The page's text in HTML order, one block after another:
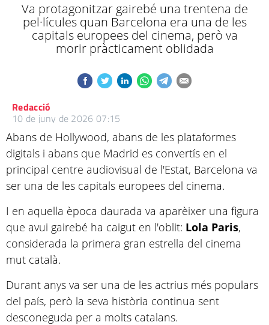
Va protagonitzar gairebé una trentena de
pel·lícules quan Barcelona era una de les
capitals europees del cinema, però va
morir pràcticament oblidada
Redacció
10 de juny de 2026 07:15
Abans de Hollywood, abans de les plataformes
digitals i abans que Madrid es convertís en el
principal centre audiovisual de l'Estat, Barcelona va
ser una de les capitals europees del cinema.
I en aquella època daurada va aparèixer una figura
que avui gairebé ha caigut en l'oblit: Lola Paris,
considerada la primera gran estrella del cinema
mut català.
Durant anys va ser una de les actrius més populars
del país, però la seva història continua sent
desconeguda per a molts catalans.